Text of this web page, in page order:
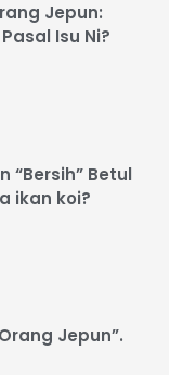
Jepun:
Isu Ni?
“Bersih” Betul
ikan koi?
Jepun”.